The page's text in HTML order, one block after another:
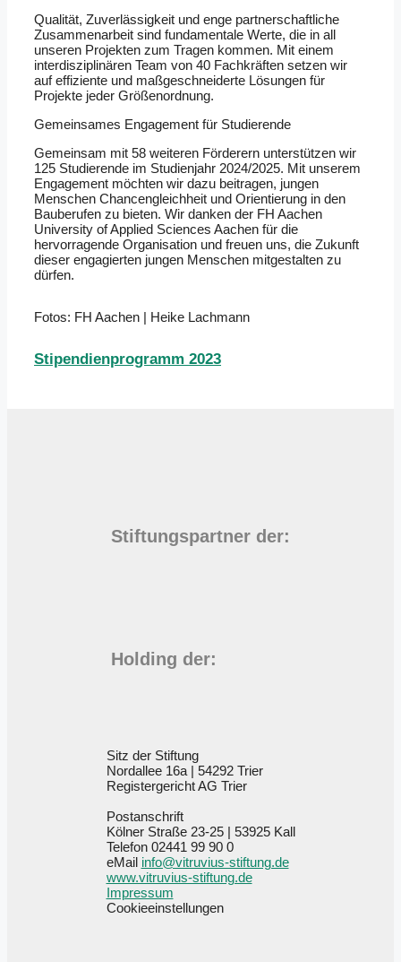
Qualität, Zuverlässigkeit und enge partnerschaftliche
Zusammenarbeit sind fundamentale Werte, die in all
unseren Projekten zum Tragen kommen. Mit einem
interdisziplinären Team von 40 Fachkräften setzen wir
auf effiziente und maßgeschneiderte Lösungen für
Projekte jeder Größenordnung.
Gemeinsames Engagement für Studierende
Gemeinsam mit 58 weiteren Förderern unterstützen wir
125 Studierende im Studienjahr 2024/2025. Mit unserem
Engagement möchten wir dazu beitragen, jungen
Menschen Chancengleichheit und Orientierung in den
Bauberufen zu bieten. Wir danken der FH Aachen
University of Applied Sciences Aachen für die
hervorragende Organisation und freuen uns, die Zukunft
dieser engagierten jungen Menschen mitgestalten zu
dürfen.
Fotos: FH Aachen | Heike Lachmann
Stipendienprogramm 2023
Stiftungspartner der:
Holding der:
Sitz der Stiftung
Nordallee 16a | 54292 Trier
RegistergerichtAG Trier
Postanschrift
Kölner Straße 23-25 | 53925 Kall
Telefon 02441 99 90 0
eMail info@vitruvius-stiftung.de
www.vitruvius-stiftung.de
Impressum
Cookieeinstellungen